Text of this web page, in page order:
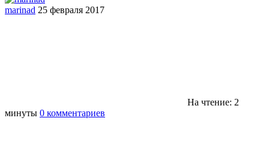
marinad 25 февраля 2017
На чтение: 2
минуты 0 комментариев